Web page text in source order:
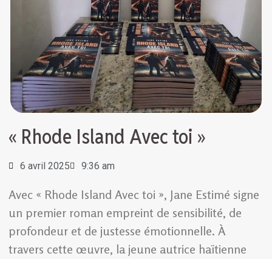
« Rhode Island Avec toi »
6 avril 2025 9:36 am
Avec « Rhode Island Avec toi », Jane Estimé signe
un premier roman empreint de sensibilité, de
profondeur et de justesse émotionnelle. À
travers cette œuvre, la jeune autrice haïtienne